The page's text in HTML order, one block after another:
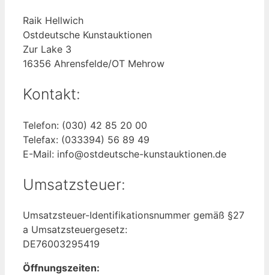
Raik Hellwich
Ostdeutsche Kunstauktionen
Zur Lake 3
16356 Ahrensfelde/OT Mehrow
Kontakt:
Telefon: (030) 42 85 20 00
Telefax: (033394) 56 89 49
E-Mail: info@ostdeutsche-kunstauktionen.de
Umsatzsteuer:
Umsatzsteuer-Identifikationsnummer gemäß §27
a Umsatzsteuergesetz:
DE76003295419
Öffnungszeiten: